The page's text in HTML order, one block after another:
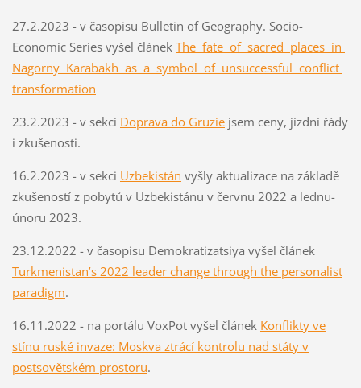
27.2.2023 - v časopisu Bulletin of Geography. Socio-
Economic Series vyšel článek The fate of sacred places in
Nagorny Karabakh as a symbol of unsuccessful conflict
transformation
23.2.2023 - v sekci Doprava do Gruziejsem ceny, jízdní řády
i zkušenosti.
16.2.2023 - v sekci Uzbekistán vyšly aktualizace na základě
zkušeností z pobytů v Uzbekistánu v červnu 2022 a lednu-
únoru 2023.
23.12.2022 - v časopisu Demokratizatsiya vyšel článek
Turkmenistan’s 2022 leader change through the personalist
paradigm.
16.11.2022 - na portálu VoxPot vyšel článek Konflikty ve
stínu ruské invaze: Moskva ztrácí kontrolu nad státy v
postsovětském prostoru.